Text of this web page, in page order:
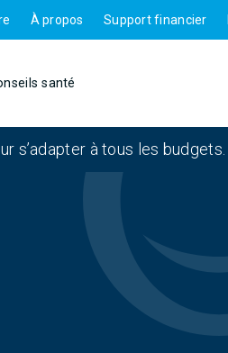
santé
À propos Support financier
s’adapter à tous les budgets.